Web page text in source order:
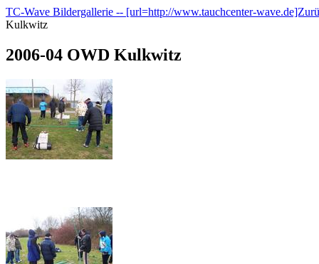
TC-Wave Bildergallerie -- [url=http://www.tauchcenter-
Kulkwitz
2006-04 OWD Kulkwitz